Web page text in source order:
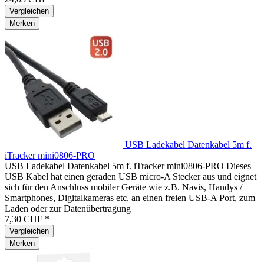
Vergleichen
Merken
USB Ladekabel Datenkabel 5m f.
iTracker mini0806-PRO
USB Ladekabel Datenkabel 5m f. iTracker mini0806-PRO Dieses
USB Kabel hat einen geraden USB micro-A Stecker aus und eignet
sich für den Anschluss mobiler Geräte wie z.B. Navis, Handys /
Smartphones, Digitalkameras etc. an einen freien USB-A Port, zum
Laden oder zur Datenübertragung
7,30 CHF *
Vergleichen
Merken